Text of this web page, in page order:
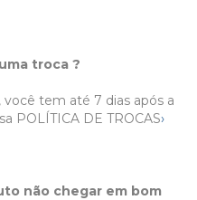
troca ?
você tem até 7 dias após a
POLÍTICA DE TROCAS›
não chegar em bom